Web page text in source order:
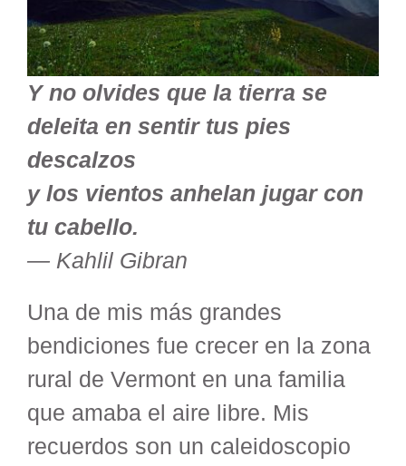
Y no olvides que la tierra se
deleita en sentir tus pies
descalzos
y los vientos anhelan jugar con
tu cabello.
— Kahlil Gibran
Una de mis más grandes
bendiciones fue crecer en la zona
rural de Vermont en una familia
que amaba el aire libre. Mis
recuerdos son un caleidoscopio